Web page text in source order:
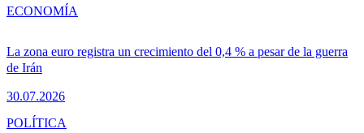
La zona euro registra un crecimiento del 0,4 % a pesar de la guerra
de Irán
30.07.2026
ECONOMÍA
POLÍTICA